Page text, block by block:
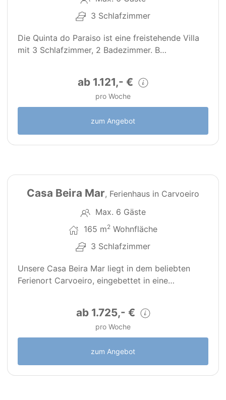
3 Schlafzimmer
Die Quinta do Paraiso ist eine freistehende Villa
mit 3 Schlafzimmer, 2 Badezimmer. B…
ab 1.121,- €
pro Woche
zum Angebot
Casa Beira Mar, Ferienhaus in Carvoeiro
Max. 6 Gäste
165 m2 Wohnfläche
3 Schlafzimmer
Unsere Casa Beira Mar liegt in dem beliebten
Ferienort Carvoeiro, eingebettet in eine…
ab 1.725,- €
pro Woche
zum Angebot